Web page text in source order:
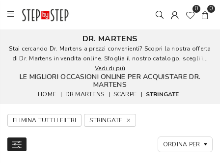
0 0
DR. MARTENS
Stai cercando Dr. Martens a prezzi convenienti? Scopri la nostra offerta
di Dr. Martens in vendita online. Sfoglia il nostro catalogo, scegli i...
Vedi di più
LE MIGLIORI OCCASIONI ONLINE PER ACQUISTARE DR.
MARTENS
HOME | DR MARTENS | SCARPE | STRINGATE
ELIMINA TUTTI I FILTRI STRINGATE